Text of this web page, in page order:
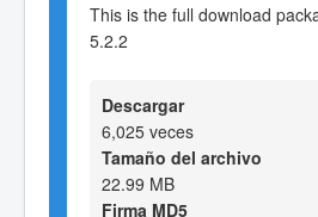
This is the full download
5.2.2
Descargar
6,025 veces
Tamaño del archivo
22.99 MB
Firma MD5